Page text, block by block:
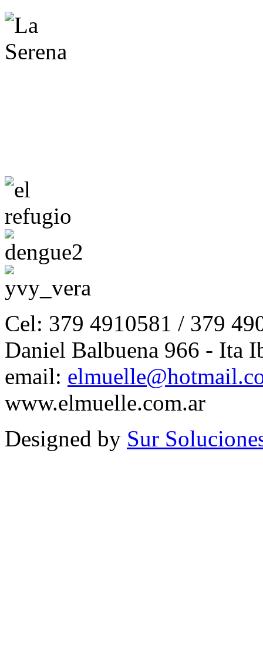
Cel: 379 4910581 / 379
Daniel Balbuena 966 - Ita
email:
www.elmuelle.com.ar
Designed by Sur